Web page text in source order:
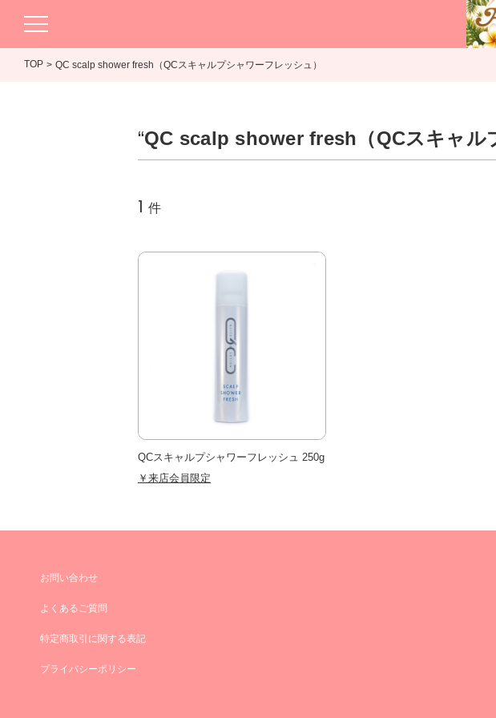
TOP QC scalp shower fresh（QCスキャルプシャワーフレッシュ）
“QC scalp shower fresh（QCスキャル
1 件
QCスキャルプシャワーフレッシュ 250g
￥来店会員限定
お問い合わせ
よくあるご質問
特定商取引に関する表記
プライバシーポリシー